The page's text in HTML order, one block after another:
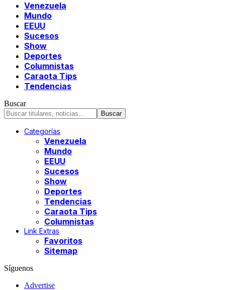
Venezuela
Mundo
EEUU
Sucesos
Show
Deportes
Columnistas
Caraota Tips
Tendencias
Buscar
Categorías
Venezuela
Mundo
EEUU
Sucesos
Show
Deportes
Tendencias
Caraota Tips
Columnistas
Link Extras
Favoritos
Sitemap
Síguenos
Advertise